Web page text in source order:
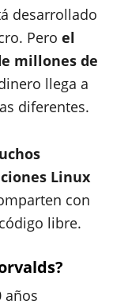
desarrollado
Pero el
millones de
llega a
diferentes.
Linux
con
libre.
años